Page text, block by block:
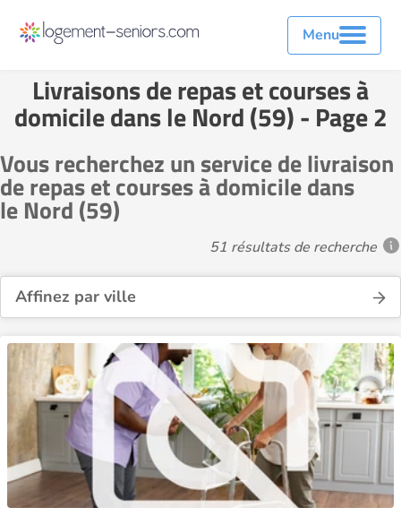
Menu
Livraisons de repas et courses à
domicile dans le Nord (59) - Page 2
Vous recherchez un service de livraison
de repas et courses à domicile dans
le Nord (59)
51 résultats de recherche
Affinez par ville